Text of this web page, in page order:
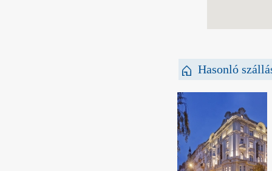
Hasonló